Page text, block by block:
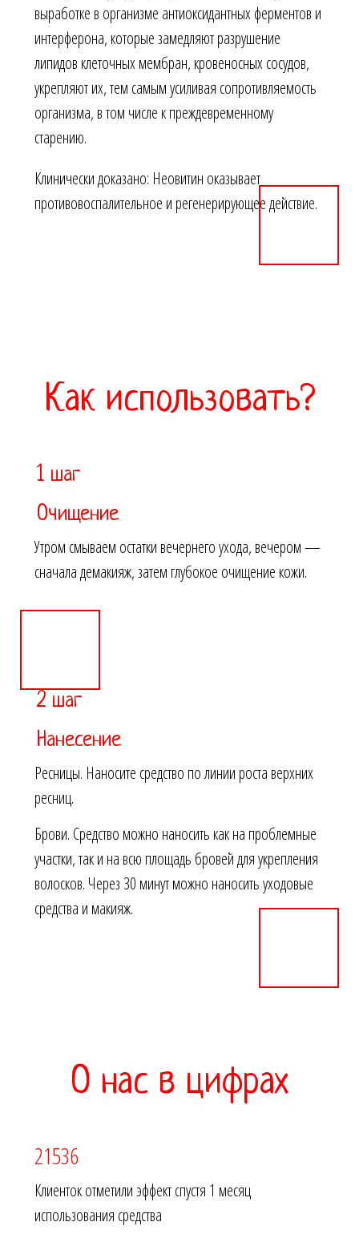
выработке в организме антиоксидантных ферментов и
интерферона, которые замедляют разрушение
липидов клеточных мембран, кровеносных сосудов,
укрепляют их, тем самым усиливая сопротивляемость
организма, в том числе к преждевременному
старению.
Клинически доказано: Неовитин оказывает
противовоспалительное и регенерирующее действие.
Как использовать?
1 шаг
Очищение
Утром смываем остатки вечернего ухода, вечером —
сначала демакияж, затем глубокое очищение кожи.
2 шаг
Нанесение
Ресницы. Наносите средство по линии роста верхних
ресниц.
Брови. Средство можно наносить как на проблемные
участки, так и на всю площадь бровей для укрепления
волосков. Через 30 минут можно наносить уходовые
средства и макияж.
О нас в цифрах
21536
Клиенток отметили эффект спустя 1 месяц
использования средства